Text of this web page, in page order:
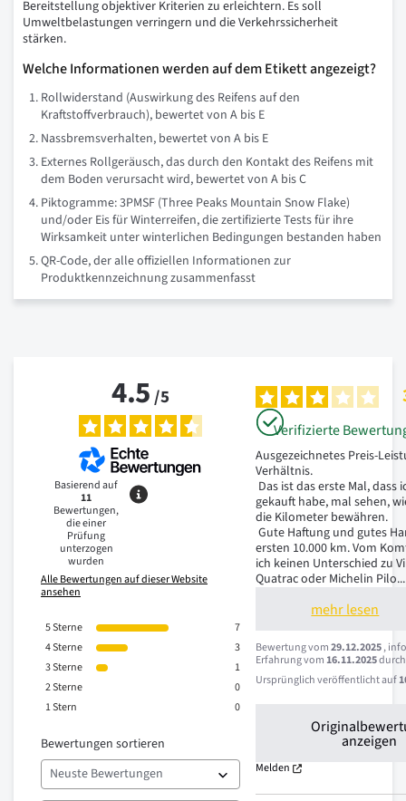
Bereitstellung objektiver Kriterien zu erleichtern. Es soll
Umweltbelastungen verringern und die Verkehrssicherheit
stärken.
Welche Informationen werden auf dem Etikett angezeigt?
Rollwiderstand (Auswirkung des Reifens auf den
Kraftstoffverbrauch), bewertet von A bis E
Nassbremsverhalten, bewertet von A bis E
Externes Rollgeräusch, das durch den Kontakt des Reifens mit
dem Boden verursacht wird, bewertet von A bis C
Piktogramme: 3PMSF (Three Peaks Mountain Snow Flake)
und/oder Eis für Winterreifen, die zertifizierte Tests für ihre
Wirksamkeit unter winterlichen Bedingungen bestanden haben
QR-Code, der alle offiziellen Informationen zur
Produktkennzeichnung zusammenfasst
4.5/5
Basierend auf
11
Bewertungen,
die einer
Prüfung
unterzogen
wurden
Alle Bewertungen auf dieser Website
ansehen
5Sterne
7
4Sterne
3
3Sterne
1
2Sterne
0
1Stern 0
Bewertungen sortieren
Verifizierte
Ausgezeichnetes Preis-
Verhältnis.
gekauft habe, mal sehen,
die Kilometer bewähren.
Gute Haftung und gutes Handling auf den
ersten 10.000 km. Vom
ich keinen Unterschied zu
Quatrac oder Michelin Pilo...
mehr lesen
Bewertung vom29.12.2025,
Erfahrung vom16.11.2025
Ursprünglich veröffentlicht auf
anzeigen
Melden